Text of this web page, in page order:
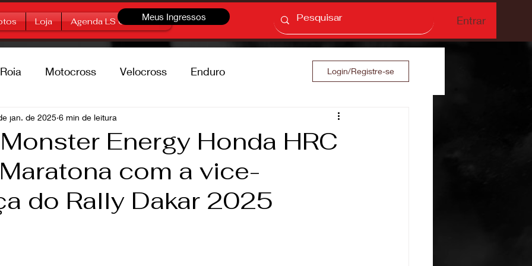
Loja Agenda LS OffroadMeus Ingressos Entrar
Motocross Velocross Enduro
Marcas
Login/Registre-se
Energy Honda HRC
com a vice-
do Rally Dakar 2025
jan. de 2025 6 min de leitura